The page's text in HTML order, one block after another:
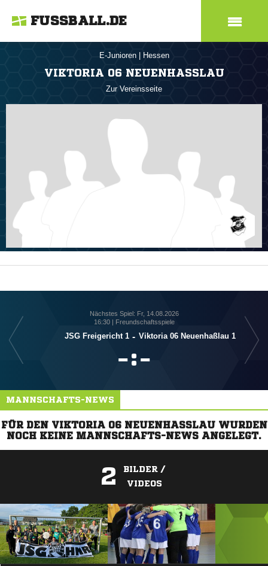
FUSSBALL.DE
E-Junioren Hessen
VIKTORIA 06 NEUENHASSLAU
Zur Vereinsseite
Nächstes Spiel: Fr, 14.08.2026
16:30 | Freundschaftsspiele
JSG Freigericht 1 - Viktoria 06 Neuenhaßlau 1
:
MANNSCHAFTS-NEWS
FÜR DEN VIKTORIA 06 NEUENHASSLAU WURDEN N
OCH KEINE MANNSCHAFTS-NEWS ANGELEGT.
2
BILDER /
VIDEOS